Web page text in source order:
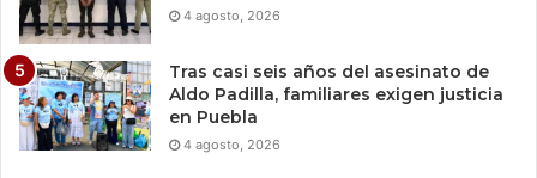
4 agosto, 2026
Tras casi seis años del asesinato de
Aldo Padilla, familiares exigen justicia
en Puebla
4 agosto, 2026